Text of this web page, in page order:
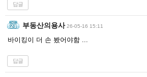
답글
부동산의용사 26-05-16 15:11
바이킹이 더 손 봤어야함 ...
답글